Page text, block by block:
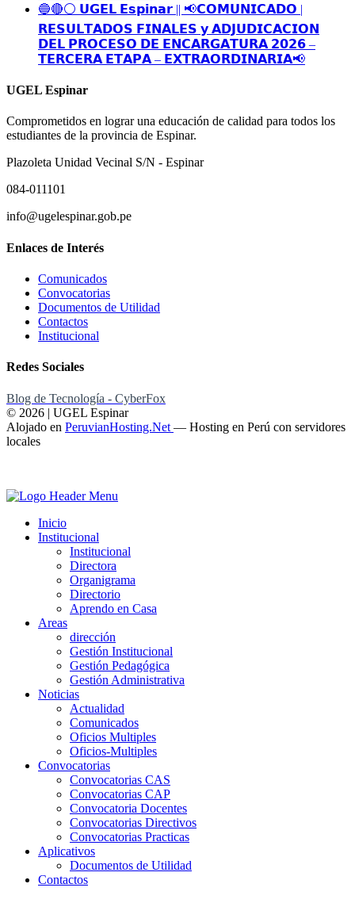
🔵🔴⚪️ 𝗨𝗚𝗘𝗟 𝗘𝘀𝗽𝗶𝗻𝗮𝗿 || 📢𝗖𝗢𝗠𝗨𝗡𝗜𝗖𝗔𝗗𝗢 |
𝗥𝗘𝗦𝗨𝗟𝗧𝗔𝗗𝗢𝗦 𝗙𝗜𝗡𝗔𝗟𝗘𝗦 𝘆 𝗔𝗗𝗝𝗨𝗗𝗜𝗖𝗔𝗖𝗜𝗢𝗡
𝗗𝗘𝗟 𝗣𝗥𝗢𝗖𝗘𝗦𝗢 𝗗𝗘 𝗘𝗡𝗖𝗔𝗥𝗚𝗔𝗧𝗨𝗥𝗔 𝟮𝟬𝟮𝟲 –
𝗧𝗘𝗥𝗖𝗘𝗥𝗔 𝗘𝗧𝗔𝗣𝗔 – 𝗘𝗫𝗧𝗥𝗔𝗢𝗥𝗗𝗜𝗡𝗔𝗥𝗜𝗔📢
UGEL Espinar
Comprometidos en lograr una educación de calidad para todos los
estudiantes de la provincia de Espinar.
Plazoleta Unidad Vecinal S/N - Espinar
084-011101
info@ugelespinar.gob.pe
Enlaces de Interés
Comunicados
Convocatorias
Documentos de Utilidad
Contactos
Institucional
Redes Sociales
Blog de Tecnología - CyberFox
© 2026 | UGEL Espinar
Alojado en PeruvianHosting.Net — Hosting en Perú con servidores
locales
Inicio
Institucional
Institucional
Directora
Organigrama
Directorio
Aprendo en Casa
Areas
dirección
Gestión Institucional
Gestión Pedagógica
Gestión Administrativa
Noticias
Actualidad
Comunicados
Oficios Multiples
Oficios-Multiples
Convocatorias
Convocatorias CAS
Convocatorias CAP
Convocatoria Docentes
Convocatorias Directivos
Convocatorias Practicas
Aplicativos
Documentos de Utilidad
Contactos